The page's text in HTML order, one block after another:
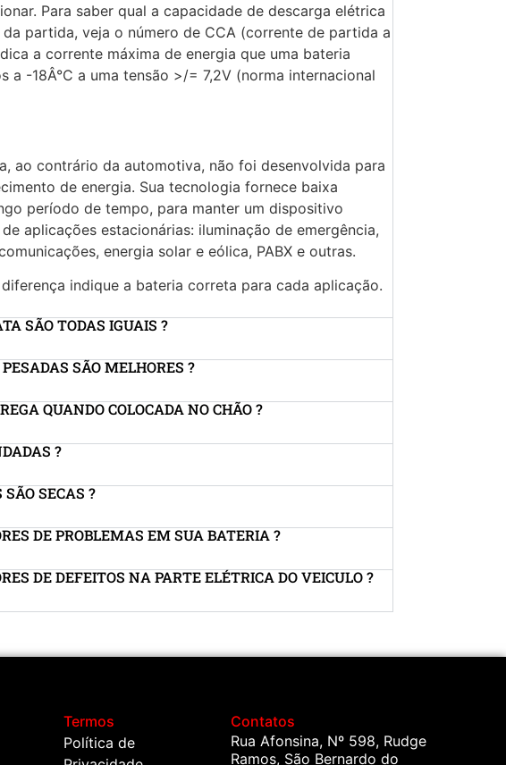
Para saber qual a capacidade de descarga elétrica
partida, veja o número de CCA (corrente de partida a
a corrente máxima de energia que uma bateria
a -18Â°C a uma tensão >/= 7,2V (norma internacional
ao contrário da automotiva, não foi desenvolvida para
de energia. Sua tecnologia fornece baixa
período de tempo, para manter um dispositivo
aplicações estacionárias: iluminação de emergência,
energia solar e eólica, PABX e outras.
indique a bateria correta para cada aplicação.
SÃO TODAS IGUAIS ?
SÃO MELHORES ?
QUANDO COLOCADA NO CHÃO ?
?
SECAS ?
DE PROBLEMAS EM SUA BATERIA ?
DE DEFEITOS NA PARTE ELÉTRICA DO VEICULO ?
Termos
Política de
Contatos
Rua Afonsina, Nº 598, Rudge
Ramos, São Bernardo do